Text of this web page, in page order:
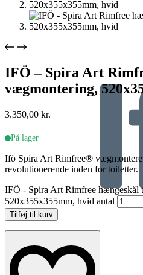
IFÖ – Spira Art
vægmontering,
3.350,00 kr.
På lager
Ifö Spira Art Rimfree®
revolutionerende inden for toiletter.
IFÖ - Spira Art Rimfree
520x355x355mm, hvid antal
Tilføj til kurv